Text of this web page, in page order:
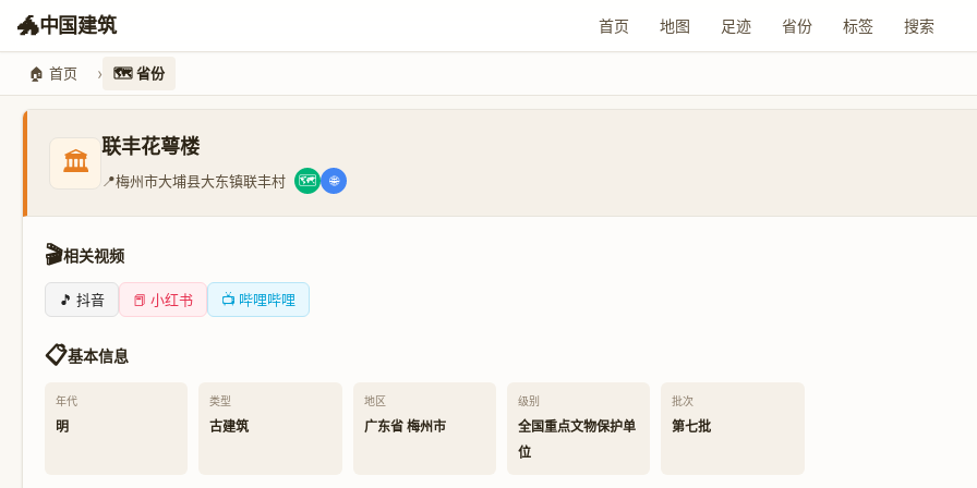
🐲中国建筑 首页 地图 足迹 省份 标签 搜索
🏠 首页 🗺️ 省份
🏛️ 联丰花萼楼
📍梅州市大埔县大东镇联丰村 🗺️ 🌐
🎬相关视频
🎵 抖音 📕 小红书 📺 哔哩哔哩
📋基本信息
年代
明
类型
古建筑
地区
广东省 梅州市
级别
全国重点文物保护单
位
批次
第七批